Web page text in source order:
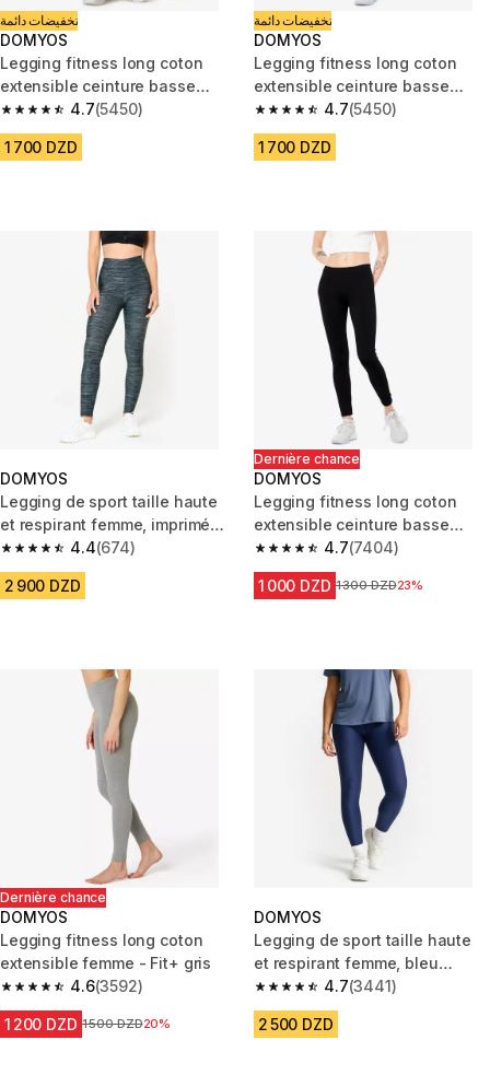
تخفيضات دائمة
DOMYOS
Legging fitness long coton
extensible ceinture basse
femme - Fit+ noir
4.7
4.7 out of 5 stars from 5450 reviews
(5450)
1 700 DZD
تخفيضات دائمة
DOMYOS
Legging fitness long coton
extensible ceinture basse
femme - Fit+ gris
4.7
4.7 out of 5 stars from 5450
(5450)
1 700 DZD
DOMYOS
Legging de sport taille haute
et respirant femme, imprimé
gris chiné4.4
4.4 out of 5 stars from 674 reviews
(674)
2 900 DZD
Dernière chance
DOMYOS
Legging fitness long coton
extensible ceinture basse
femme - Salto noir
4.7
4.7 out of 5 stars from 7404
(7404)
1 000 DZD Prix avant la réduction
1 300 DZD23%
Dernière chance
DOMYOS
Legging fitness long coton
extensible femme - Fit+ gris
4.6
4.6 out of 5 stars from 3592 reviews
(3592)
1 200 DZD Prix avant la réduction
1 500 DZD20%
DOMYOS
Legging de sport taille haute
et respirant femme, bleu
marine
4.7
4.7 out of 5 stars from 3441
(3441)
2 500 DZD